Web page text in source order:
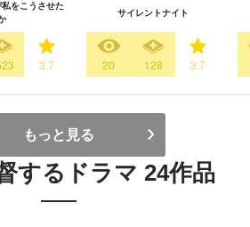
をこうさせた
3.7
サイレントナイト
20 128 3.7
もっと見る
するドラマ 24作品